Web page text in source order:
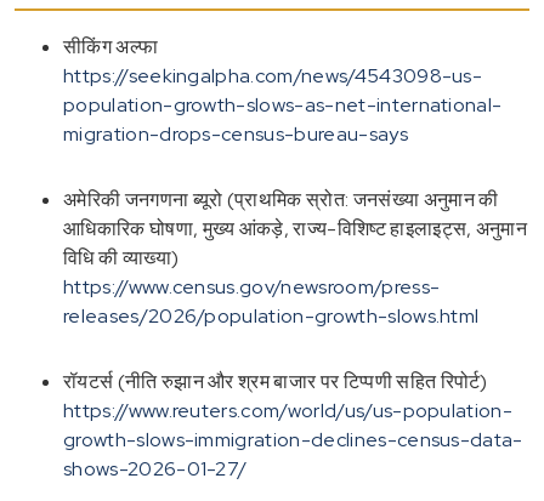
सीकिंग अल्फा
https://seekingalpha.com/news/4543098-us-
population-growth-slows-as-net-international-
migration-drops-census-bureau-says
अमेरिकी जनगणना ब्यूरो (प्राथमिक स्रोत: जनसंख्या अनुमान की
आधिकारिक घोषणा, मुख्य आंकड़े, राज्य-विशिष्ट हाइलाइट्स, अनुमान
विधि की व्याख्या)
https://www.census.gov/newsroom/press-
releases/2026/population-growth-slows.html
रॉयटर्स (नीति रुझान और श्रम बाजार पर टिप्पणी सहित रिपोर्ट)
https://www.reuters.com/world/us/us-population-
growth-slows-immigration-declines-census-data-
shows-2026-01-27/